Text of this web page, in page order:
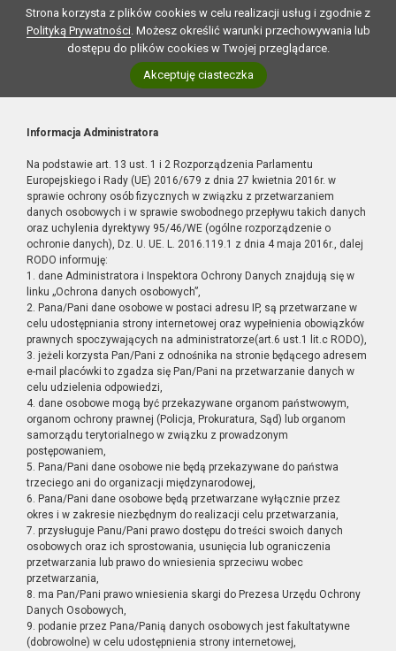
Strona korzysta z plików cookies w celu realizacji usług i zgodnie z
Polityką Prywatności. Możesz określić warunki przechowywania lub
dostępu do plików cookies w Twojej przeglądarce.
Akceptuję ciasteczka
Informacja Administratora
Na podstawie art. 13 ust. 1 i 2 Rozporządzenia Parlamentu
Europejskiego i Rady (UE) 2016/679 z dnia 27 kwietnia 2016r. w
sprawie ochrony osób fizycznych w związku z przetwarzaniem
danych osobowych i w sprawie swobodnego przepływu takich danych
oraz uchylenia dyrektywy 95/46/WE (ogólne rozporządzenie o
ochronie danych), Dz. U. UE. L. 2016.119.1 z dnia 4 maja 2016r., dalej
RODO informuję:
1. dane Administratora i Inspektora Ochrony Danych znajdują się w
linku „Ochrona danych osobowych”,
2. Pana/Pani dane osobowe w postaci adresu IP, są przetwarzane w
celu udostępniania strony internetowej oraz wypełnienia obowiązków
prawnych spoczywających na administratorze(art.6 ust.1 lit.c RODO),
3. jeżeli korzysta Pan/Pani z odnośnika na stronie będącego adresem
e-mail placówki to zgadza się Pan/Pani na przetwarzanie danych w
celu udzielenia odpowiedzi,
4. dane osobowe mogą być przekazywane organom państwowym,
organom ochrony prawnej (Policja, Prokuratura, Sąd) lub organom
samorządu terytorialnego w związku z prowadzonym
postępowaniem,
5. Pana/Pani dane osobowe nie będą przekazywane do państwa
trzeciego ani do organizacji międzynarodowej,
6. Pana/Pani dane osobowe będą przetwarzane wyłącznie przez
okres i w zakresie niezbędnym do realizacji celu przetwarzania,
7. przysługuje Panu/Pani prawo dostępu do treści swoich danych
osobowych oraz ich sprostowania, usunięcia lub ograniczenia
przetwarzania lub prawo do wniesienia sprzeciwu wobec
przetwarzania,
8. ma Pan/Pani prawo wniesienia skargi do Prezesa Urzędu Ochrony
Danych Osobowych,
9. podanie przez Pana/Panią danych osobowych jest fakultatywne
(dobrowolne) w celu udostępnienia strony internetowej,